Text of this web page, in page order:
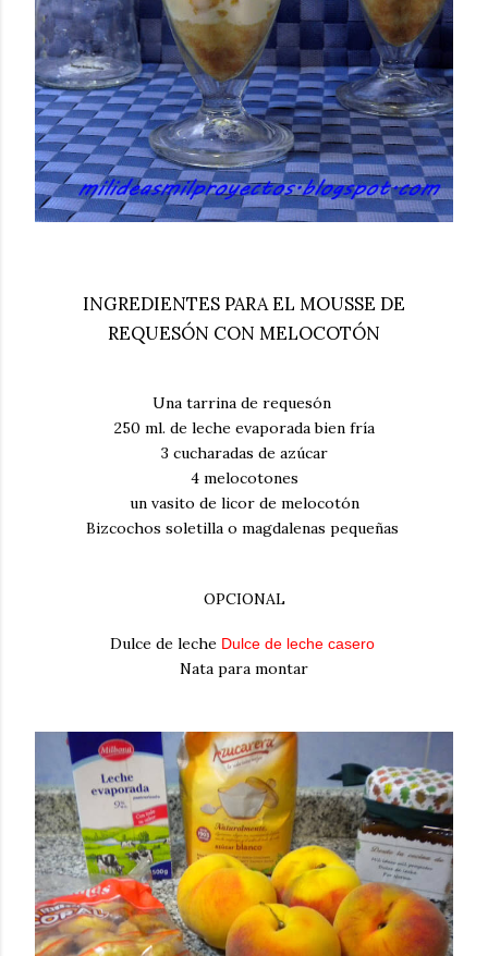
INGREDIENTES PARA EL MOUSSE DE
REQUESÓN CON MELOCOTÓN
Una tarrina de requesón
250 ml. de leche evaporada bien fría
3 cucharadas de azúcar
4 melocotones
un vasito de licor de melocotón
Bizcochos soletilla o magdalenas pequeñas
OPCIONAL
Dulce de leche Dulce de leche casero
Nata para montar